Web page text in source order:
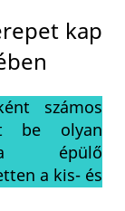
kap
számos
be olyan
épülő
a kis- és